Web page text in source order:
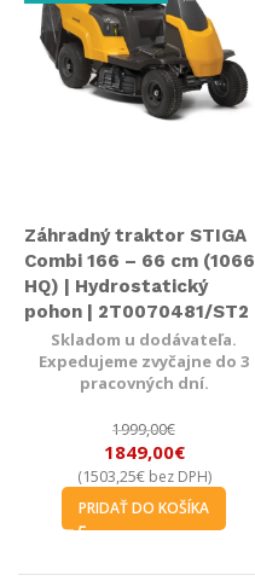
Záhradný traktor STIGA
Combi 166 – 66 cm (1066
HQ) | Hydrostatický
pohon | 2T0070481/ST2
Skladom u dodávateľa.
Expedujeme zvyčajne do 3
pracovných dní.
1999,00€
1849,00€
(1503,25€bez DPH)
PRIDAŤ DO KOŠÍKA